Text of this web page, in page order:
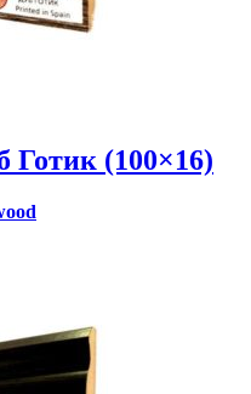
Готик (100×16)